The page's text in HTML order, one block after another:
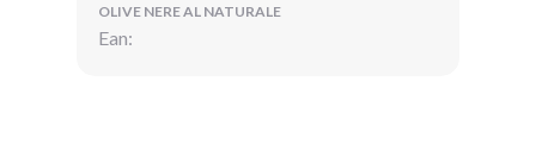
OLIVE NERE AL NATURALE
Ean: